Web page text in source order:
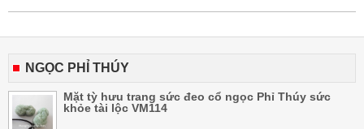
NGỌC PHỈ THÚY
Mặt tỳ hưu trang sức đeo cổ ngọc Phỉ Thúy sức
khỏe tài lộc VM114